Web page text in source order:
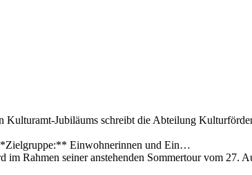
Kulturamt-Jubiläums schreibt die Abteilung
Einwohnerinnen und Ein…
Rahmen seiner anstehenden Sommertour vom 27.